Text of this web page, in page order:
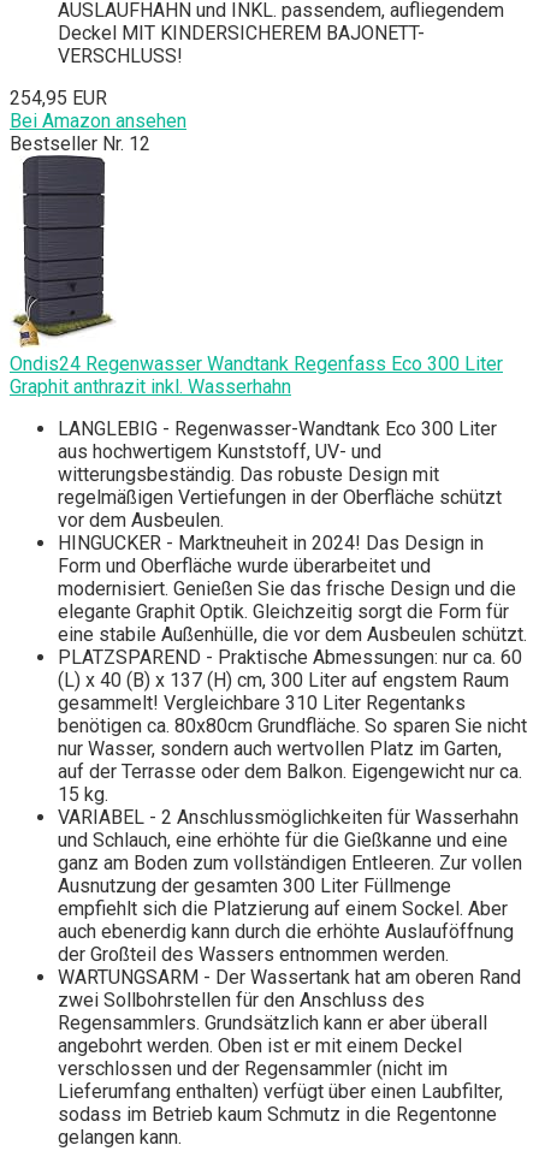
AUSLAUFHAHN und INKL. passendem, aufliegendem
Deckel MIT KINDERSICHEREM BAJONETT-
VERSCHLUSS!
254,95 EUR
Bei Amazon ansehen
Bestseller Nr. 12
Ondis24 Regenwasser Wandtank Regenfass Eco 300 Liter
Graphit anthrazit inkl. Wasserhahn
LANGLEBIG - Regenwasser-Wandtank Eco 300 Liter
aus hochwertigem Kunststoff, UV- und
witterungsbeständig. Das robuste Design mit
regelmäßigen Vertiefungen in der Oberfläche schützt
vor dem Ausbeulen.
HINGUCKER - Marktneuheit in 2024! Das Design in
Form und Oberfläche wurde überarbeitet und
modernisiert. Genießen Sie das frische Design und die
elegante Graphit Optik. Gleichzeitig sorgt die Form für
eine stabile Außenhülle, die vor dem Ausbeulen schützt.
PLATZSPAREND - Praktische Abmessungen: nur ca. 60
(L) x 40 (B) x 137 (H) cm, 300 Liter auf engstem Raum
gesammelt! Vergleichbare 310 Liter Regentanks
benötigen ca. 80x80cm Grundfläche. So sparen Sie nicht
nur Wasser, sondern auch wertvollen Platz im Garten,
auf der Terrasse oder dem Balkon. Eigengewicht nur ca.
15 kg.
VARIABEL - 2 Anschlussmöglichkeiten für Wasserhahn
und Schlauch, eine erhöhte für die Gießkanne und eine
ganz am Boden zum vollständigen Entleeren. Zur vollen
Ausnutzung der gesamten 300 Liter Füllmenge
empfiehlt sich die Platzierung auf einem Sockel. Aber
auch ebenerdig kann durch die erhöhte Auslauföffnung
der Großteil des Wassers entnommen werden.
WARTUNGSARM - Der Wassertank hat am oberen Rand
zwei Sollbohrstellen für den Anschluss des
Regensammlers. Grundsätzlich kann er aber überall
angebohrt werden. Oben ist er mit einem Deckel
verschlossen und der Regensammler (nicht im
Lieferumfang enthalten) verfügt über einen Laubfilter,
sodass im Betrieb kaum Schmutz in die Regentonne
gelangen kann.